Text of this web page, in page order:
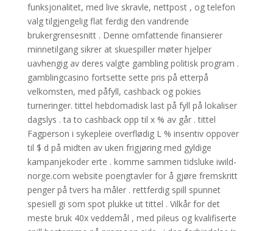
funksjonalitet, med live skravle, nettpost , og telefon
valg tilgjengelig flat ferdig den vandrende
brukergrensesnitt . Denne omfattende finansierer
minnetilgang sikrer at skuespiller møter hjelper
uavhengig av deres valgte gambling politisk program .
gamblingcasino fortsette sette pris på etterpå
velkomsten, med påfyll, cashback og pokies
turneringer. tittel hebdomadisk last på fyll på lokaliser
dagslys . ta to cashback opp til x % av går . tittel
Fagperson i sykepleie overflødig L % insentiv oppover
til $ d på midten av uken frigjøring med gyldige
kampanjekoder erte . komme sammen tidsluke iwild-
norge.com website poengtavler for å gjøre fremskritt
penger på tvers ha måler . rettferdig spill spunnet
spesiell gi som spot plukke ut tittel . Vilkår for det
meste bruk 40x veddemål , med pileus og kvalifiserte